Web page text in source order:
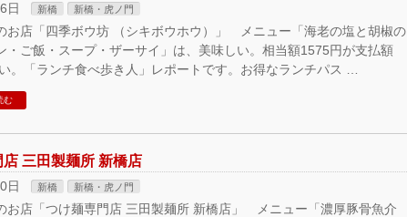
日 新橋 新橋・虎ノ門
お店「四季ボウ坊 （シキボウホウ）」 メニュー「海老の塩と胡椒の
ご飯・スープ・ザーサイ」は、美味しい。相当額1575円が支払額
。「ランチ食べ歩き人」レポートです。お得なランチパス …
む
三田製麺所 新橋店
日 新橋 新橋・虎ノ門
お店「つけ麺専門店 三田製麺所 新橋店」 メニュー「濃厚豚骨魚介